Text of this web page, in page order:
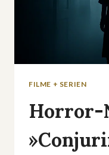
FILME + SERIEN
Horror-